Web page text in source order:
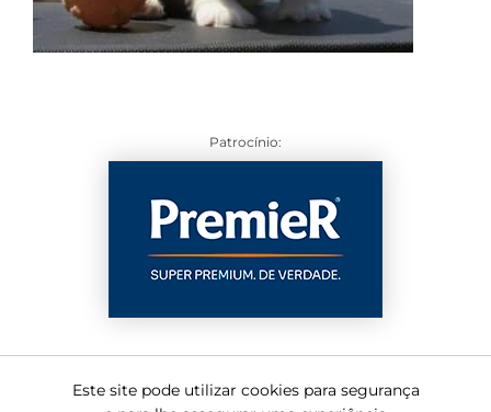
Patrocínio:
Este site pode utilizar cookies para segurança